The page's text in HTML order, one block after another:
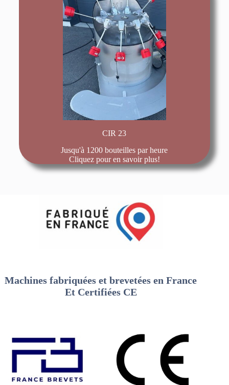
CIR 23
Jusqu'à 1200 bouteilles par heure
Cliquez pour en savoir plus!
Machines fabriquées et brevetées en France
Et Certifiées CE